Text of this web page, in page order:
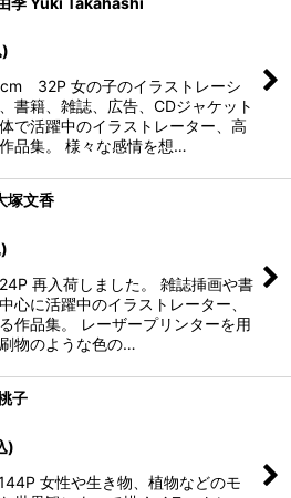
32P 女の子のイラストレーシ
書籍、雑誌、広告、CDジャケット
で活躍中のイラストレーター、高
品集。 様々な感情を想…
塚文香
再入荷しました。 雑誌挿画や書
心に活躍中のイラストレーター、
作品集。 レーザープリンターを用
物のような色の…
子
)
女性や生き物、植物などのモ